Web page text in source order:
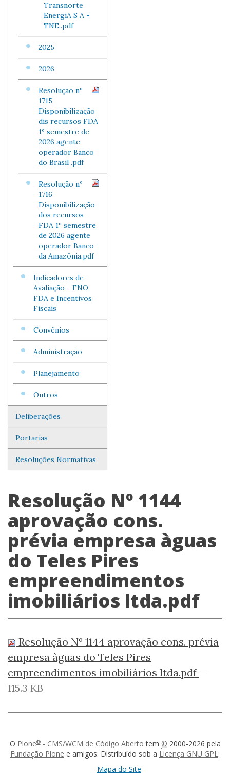
Transnorte
EnergiA S A -
TNE..pdf
2025
2026
Resolução nº
1715
Disponibilização
dis recursos FDA
1º semestre de
2026 agente
operador Banco
do Brasil .pdf
Resolução nº
1716
Disponibilização
dos recursos
FDA 1º semestre
de 2026 agente
operador Banco
da Amazônia.pdf
Indicadores de
Avaliação - FNO,
FDA e Incentivos
Fiscais
Convênios
Administração
Planejamento
Outros
Deliberações
Portarias
Resoluções Normativas
Resolução Nº 1144
aprovação cons.
prévia empresa àguas
do Teles Pires
empreendimentos
imobiliários ltda.pdf
Resolução Nº 1144 aprovação cons. prévia
empresa àguas do Teles Pires
empreendimentos imobiliários ltda.pdf —
115.3 KB
O Plone®- CMS/WCM de Código Aberto tem © 2000-2026 pela
Fundação Plone e amigos. Distribuído sob a Licença GNU GPL.
Mapa do Site